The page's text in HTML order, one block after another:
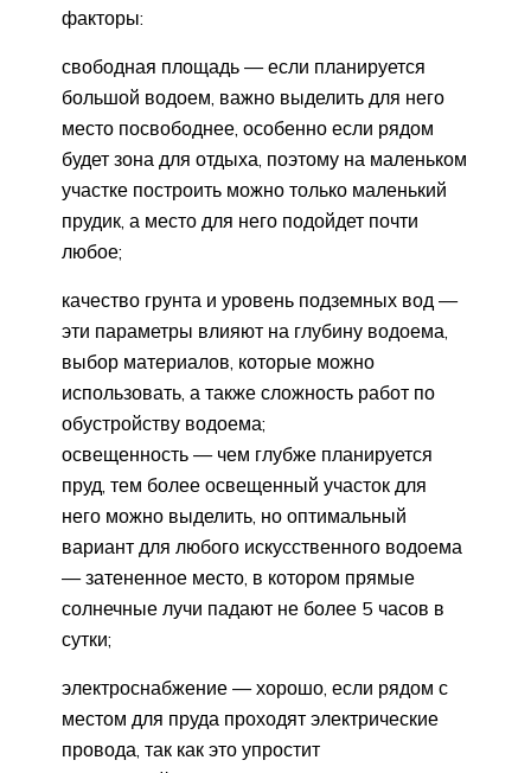
факторы:
свободная площадь — если планируется
большой водоем, важно выделить для него
место посвободнее, особенно если рядом
будет зона для отдыха, поэтому на маленьком
участке построить можно только маленький
прудик, а место для него подойдет почти
любое;
качество грунта и уровень подземных вод —
эти параметры влияют на глубину водоема,
выбор материалов, которые можно
использовать, а также сложность работ по
обустройству водоема;
освещенность — чем глубже планируется
пруд, тем более освещенный участок для
него можно выделить, но оптимальный
вариант для любого искусственного водоема
— затененное место, в котором прямые
солнечные лучи падают не более 5 часов в
сутки;
электроснабжение — хорошо, если рядом с
местом для пруда проходят электрические
провода, так как это упростит